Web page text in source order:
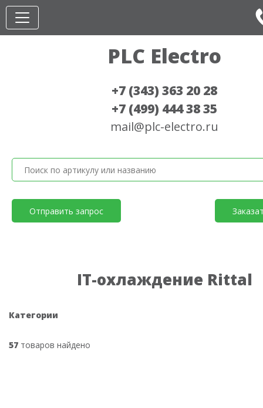
PLC Electro
+7 (343) 363 20 28
+7 (499) 444 38 35
mail@plc-electro.ru
Отправить запрос
IT-охлаждение Rittal
Категории
57 товаров найдено